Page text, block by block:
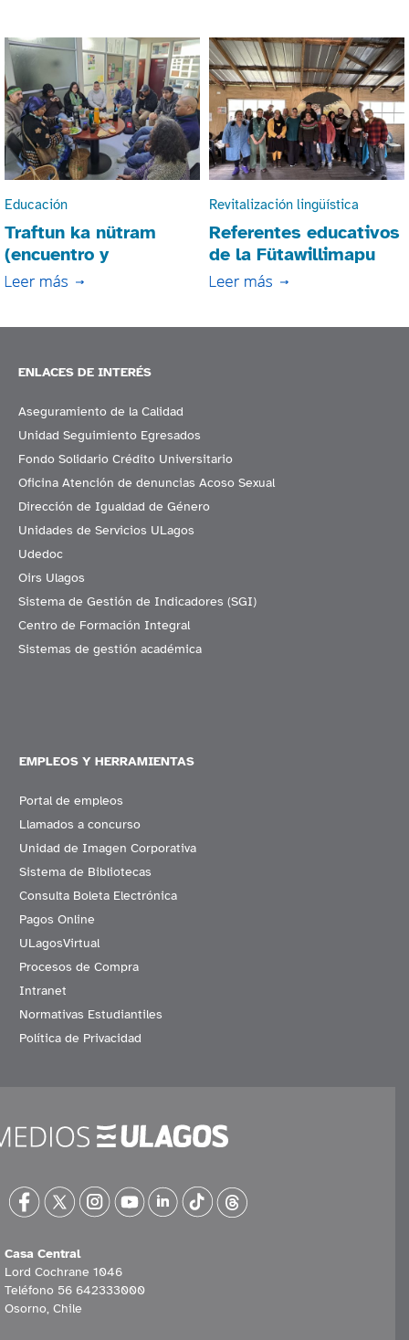
Educación
Traftun ka nütram
(encuentro y
conversación):
Revitalización lingüística
Referentes educativos
de la Fütawillimapu
comparten
ENLACES DE INTERÉS
Aseguramiento de la Calidad
Unidad Seguimiento Egresados
Fondo Solidario Crédito Universitario
Oficina Atención de denuncias Acoso Sexual
Dirección de Igualdad de Género
Unidades de Servicios ULagos
Udedoc
Oirs Ulagos
Sistema de Gestión de Indicadores (SGI)
Centro de Formación Integral
Sistemas de gestión académica
EMPLEOS Y HERRAMIENTAS
Portal de empleos
Llamados a concurso
Unidad de Imagen Corporativa
Sistema de Bibliotecas
Consulta Boleta Electrónica
Pagos Online
ULagosVirtual
Procesos de Compra
Intranet
Normativas Estudiantiles
Política de Privacidad
Casa Central
Lord Cochrane 1046
Teléfono 56 642333000
Osorno, Chile